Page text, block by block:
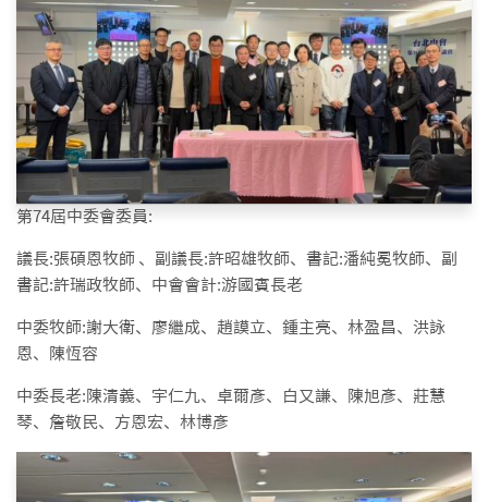
第74屆中委會委員:
議長:張碩恩牧師 、副議長:許昭雄牧師、書記:潘純冕牧師、副
書記:許瑞政牧師、中會會計:游國賓長老
中委牧師:謝大衛、廖繼成、趙謨立、鍾主亮、林盈昌、洪詠
恩、陳恆容
中委長老:陳清義、宇仁九、卓爾彥、白又謙、陳旭彥、莊慧
琴、詹敬民、方恩宏、林博彥